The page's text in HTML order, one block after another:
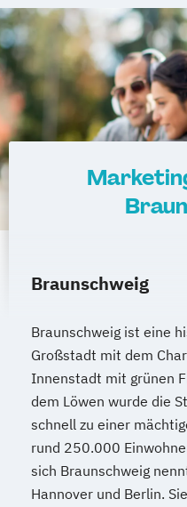
Marketing)
Braunschweig
Braunschweig ist eine
Großstadt mit dem
Innenstadt mit grünen
dem Löwen wurde die
schnell zu einer
rund 250.000
sich Braunschweig
Hannover und Berlin.